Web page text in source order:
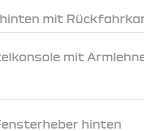
mit
mit
hinten